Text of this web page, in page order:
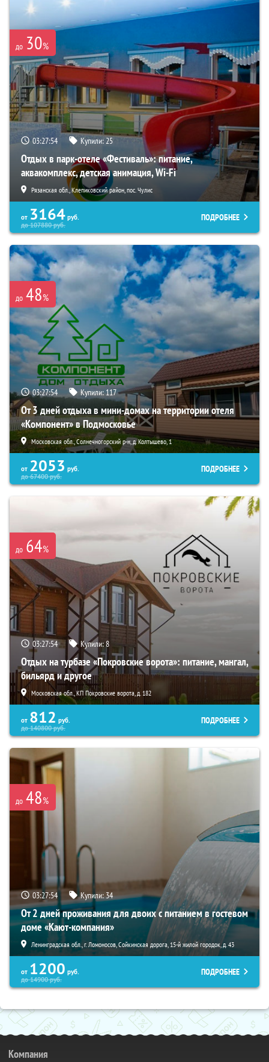
до 30%
03:27:52 Купили:25
Отдых в парк-отеле «Фестиваль»: питание,
аквакомплекс, детская анимация, Wi-Fi
Рязанская обл., Клепиковский район, пос. Чулис
от 3164 руб.
до107880руб.
ПОДРОБНЕЕ
до 48%
03:27:52 Купили: 117
От 3 дней отдыха в мини-домах на территории отеля
«Компонент» в Подмосковье
Московская обл., Солнечногорский р-н, д. Колтышево, 1
от 2053 руб.
до67400руб.
ПОДРОБНЕЕ
до 64%
03:27:52 Купили:8
Отдых на турбазе «Покровские ворота»: питание, мангал,
бильярд и другое
Московская обл., КП Покровские ворота, д. 182
от 812 руб.
до140800руб.
ПОДРОБНЕЕ
до 48%
03:27:52 Купили:34
От 2 дней проживания для двоих с питанием в гостевом
доме «Кают-компания»
Ленинградская обл., г. Ломоносов, Сойкинская дорога, 15-й жилой городок, д. 43
от 1200 руб.
до14900руб.
ПОДРОБНЕЕ
Компания